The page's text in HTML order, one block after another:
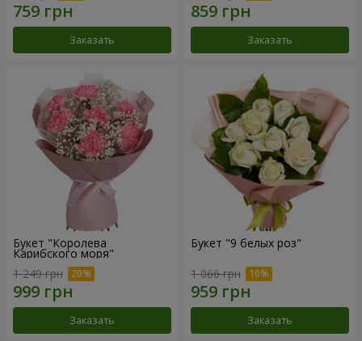
Заказать Заказать
Букет "Королева
Карибского моря"
1 249 грн
Заказать
Букет "9 белых роз"
1 066 грн
Заказать